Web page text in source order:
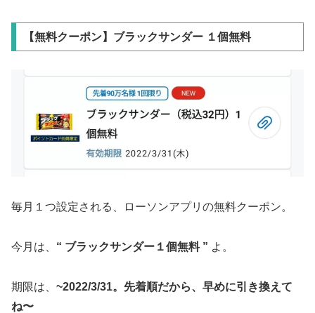
【無料クーポン】ブラックサンダー １個無料
毎月１つ設定される、ローソンアプリの無料クーポン。
今月は、 “ ブラックサンダー１個無料 ” よ。
期限は、 ~2022/3/31。先着順だから、早めに引き換えて
ね〜